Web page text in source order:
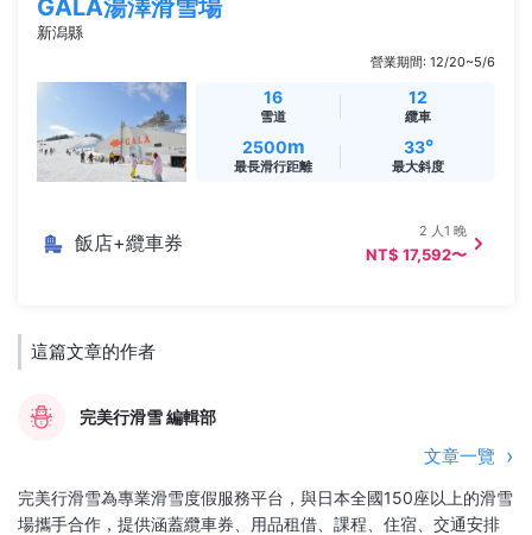
GALA湯澤滑雪場
新潟縣
營業期間: 12/20~5/6
16
雪道
12
纜車
2500m
最長滑行距離
33°
最大斜度
飯店+纜車券
2 人1 晚
NT$ 17,592〜
這篇文章的作者
完美行滑雪 編輯部
文章一覽
完美行滑雪為專業滑雪度假服務平台，與日本全國150座以上的滑雪
場攜手合作，提供涵蓋纜車券、用品租借、課程、住宿、交通安排